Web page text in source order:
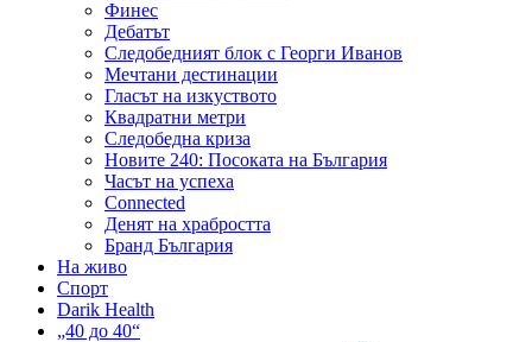
Финес
Дебатът
Следобедният блок с Георги Иванов
Мечтани дестинации
Гласът на изкуството
Квадратни метри
Следобедна криза
Новите 240: Посоката на България
Часът на успеха
Connected
Денят на храбростта
Бранд България
На живо
Спорт
Darik Health
„40 до 40“